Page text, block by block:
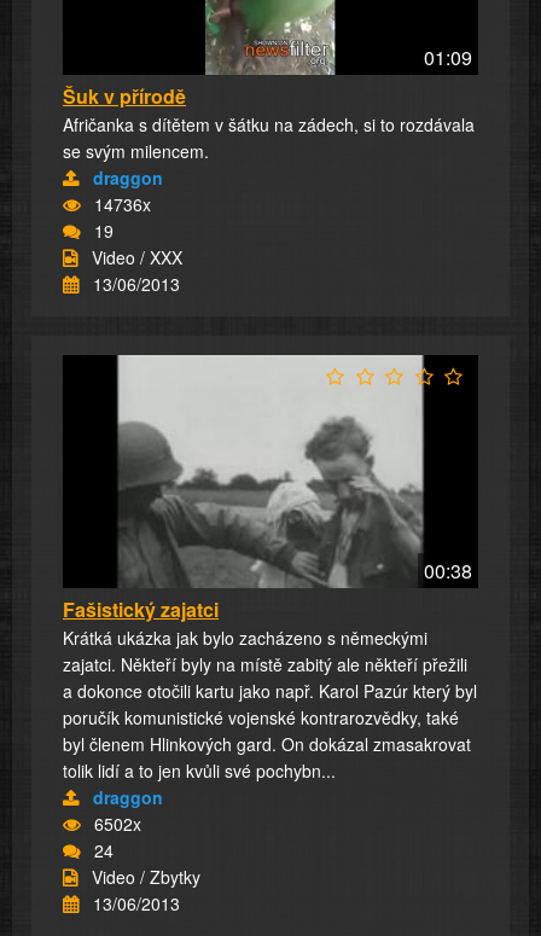
01:09
Šuk v přírodě
Afričanka s dítětem v šátku na zádech, si to rozdávala
se svým milencem.
draggon
14736x
19
Video / XXX
13/06/2013
00:38
Fašistický zajatci
Krátká ukázka jak bylo zacházeno s německými
zajatci. Někteří byly na místě zabitý ale někteří přežili
a dokonce otočili kartu jako např. Karol Pazúr který byl
poručík komunistické vojenské kontrarozvědky, také
byl členem Hlinkových gard. On dokázal zmasakrovat
tolik lidí a to jen kvůli své pochybn...
draggon
6502x
24
Video / Zbytky
13/06/2013